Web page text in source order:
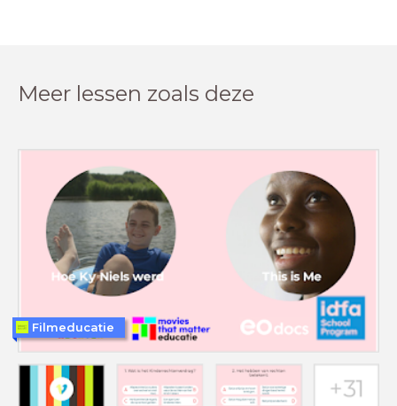
Meer lessen zoals deze
Filmeducatie